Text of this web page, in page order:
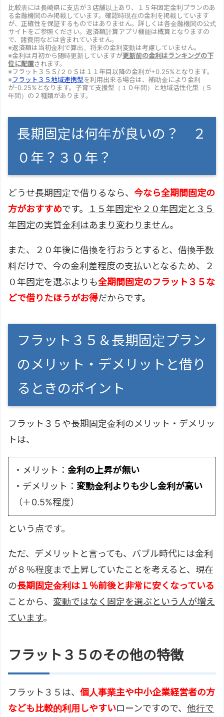
比較表には長崎県に支店が３店舗以上あり、１５年固定金利プランのあ
る金融機関のみ掲載しています。確認時現在の金利を掲載しています
が、正確性を保証するものではありません。詳しくは各金融機関の公式
サイトをご参照ください。返済額計算アプリ機能は概算となりますの
で、諸費用などは含まれていません。
※返済額は当初金利で算出。将来の金利変動は考慮していません。
※金利は月初から随時更新していますが更新前の金利はランキングの下
位に配置されます。
※フラット３５Ｓ/２０Ｓは１１年目以降の金利が+0.25%となります。
※フラット３５地域連携型を利用出来る場合は、補助金により金利
が-0.25%となります。子育て支援型（１０年間）と地域活性化型（５
年間）の２種類があります。
長期固定は何年が良いの？ ２
０年？３０年？
どうせ長期固定で借りるなら、 今なら全期間固定の
方がおすすめです。
１５年固定や２０年固定と３５
年固定の実質金利はあまり変わりません。
また、２０年後に借換を行おうとすると、借換手数
料だけで、今の金利差程度の支払いとなるため、２
０年固定を選ぶよりも全期間固定のフラット３５な
どで借りたほうがお得だからです。
フラット３５＆長期固定プラン
のメリット・デメリットと借り
るときのポイント
フラット３５や長期固定金利のメリット・デメリッ
トは、
・メリット： 金利の上昇が無い
・デメリット： 変動金利よりも少し金利が高い
（＋0.5%程度）
という点です。
ただ、デメリットと言っても、バブル時代には金利
が８％程度まで上昇していたことを考えると、現在
の長期固定金利は１％前後と非常に安くなっている
ことから、 変動ではなく固定を選ぶという人が増え
ています。
フラット３５のその他の特徴
フラット３５は、 個人事業主や中小企業経営者の方
なども比較的利用しやすいローンですので、 他行で